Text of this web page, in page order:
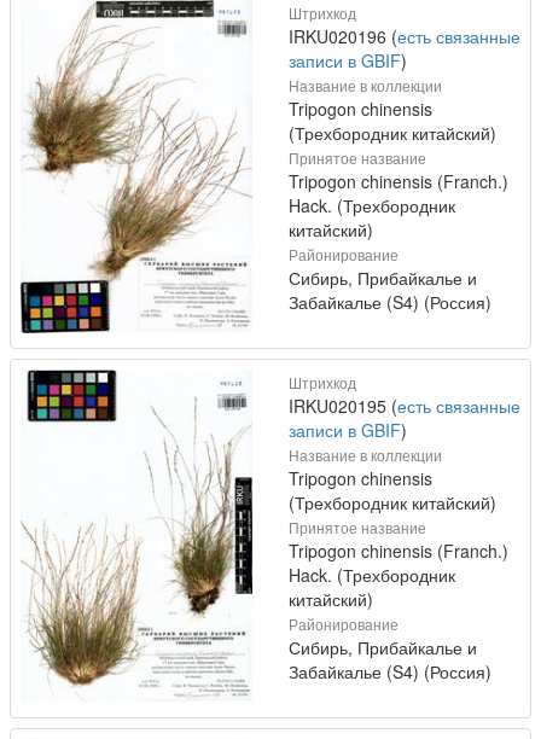
Штрихкод
IRKU020196 (есть связанные
записи в GBIF)
Название в коллекции
Tripogon chinensis
(Трехбородник китайский)
Принятое название
Tripogon chinensis (Franch.)
Hack. (Трехбородник
китайский)
Районирование
Сибирь, Прибайкалье и
Забайкалье (S4) (Россия)
Штрихкод
IRKU020195 (есть связанные
записи в GBIF)
Название в коллекции
Tripogon chinensis
(Трехбородник китайский)
Принятое название
Tripogon chinensis (Franch.)
Hack. (Трехбородник
китайский)
Районирование
Сибирь, Прибайкалье и
Забайкалье (S4) (Россия)